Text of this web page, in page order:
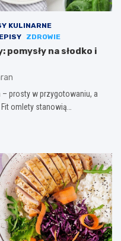
KULINARNE
ZDROWIE
na słodko i
prosty w przygotowaniu, a
omlety stanowią…